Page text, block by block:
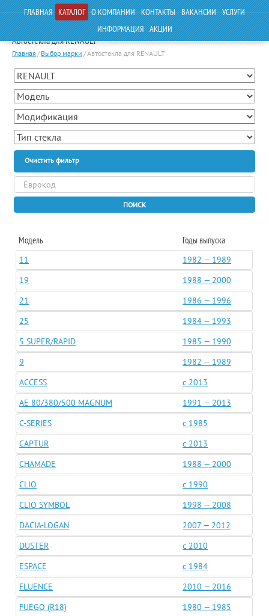
ГЛАВНАЯ КАТАЛОГ О КОМПАНИИ КОНТАКТЫ ВАКАНСИИ УСЛУГИ
ИНФОРМАЦИЯ АКЦИИ
Автостекла для RENAULT
Главная / Выбор марки /Автостекла для RENAULT
Очистить фильтр
ПОИСК
Модель Годы выпуска
11
1982 — 1989
19
1988 — 2000
21
1986 — 1996
25
1984 — 1993
5 SUPER/RAPID
1985 — 1990
9
1982 — 1989
ACCESS
c 2013
AE 80/380/500 MAGNUM
1991 — 2013
C-SERIES
c 1985
CAPTUR
c 2013
CHAMADE
1988 — 2000
CLIO
c 1990
CLIO SYMBOL
1998 — 2008
DACIA-LOGAN
2007 — 2012
DUSTER
c 2010
ESPACE
c 1984
FLUENCE
2010 — 2016
FUEGO (R18)
1980 — 1985